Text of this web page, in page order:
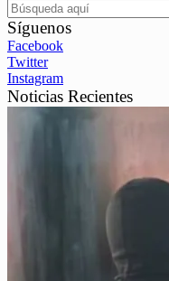
Síguenos
Facebook
Twitter
Instagram
Noticias Recientes